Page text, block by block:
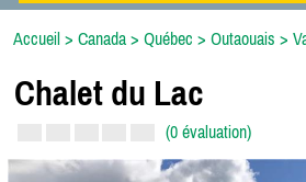
Accueil > Canada > Québec > Outaouais >
Chalet du Lac
(0 évaluation)